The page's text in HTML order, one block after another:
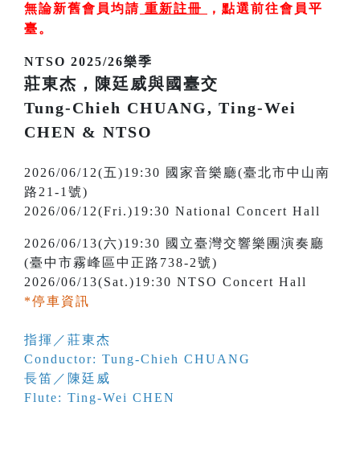
無論新舊會員均請 重新註冊 ， 點選前往會員平
臺。
NTSO 2025/26樂季
莊東杰，陳廷威與國臺交
Tung-Chieh CHUANG, Ting-Wei
CHEN & NTSO
2026/06/12(五)19:30 國家音樂廳(臺北市中山南
路21-1號)
2026/06/12(Fri.)19:30 National Concert Hall
2026/06/13(六)19:30 國立臺灣交響樂團演奏廳
(臺中市霧峰區中正路738-2號)
2026/06/13(Sat.)19:30 NTSO Concert Hall
*停車資訊
指揮／莊東杰
Conductor: Tung-Chieh CHUANG
長笛／陳廷威
Flute: Ting-Wei CHEN